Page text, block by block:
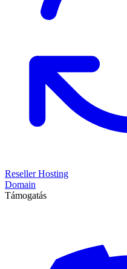
Reseller Hosting
Domain
Támogatás